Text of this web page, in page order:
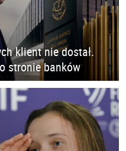
klient nie dostał.
stronie banków